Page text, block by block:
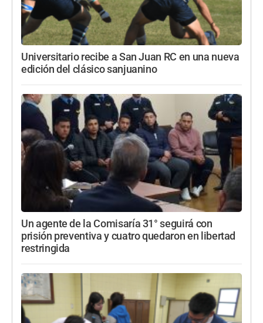
Universitario recibe a San Juan RC en una nueva
edición del clásico sanjuanino
Un agente de la Comisaría 31° seguirá con
prisión preventiva y cuatro quedaron en libertad
restringida